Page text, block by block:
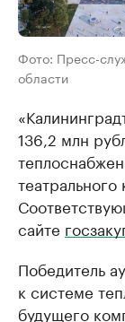
Фото: Пресс-
области
136,2 млн
сайте
Победитель
к системе
будущего